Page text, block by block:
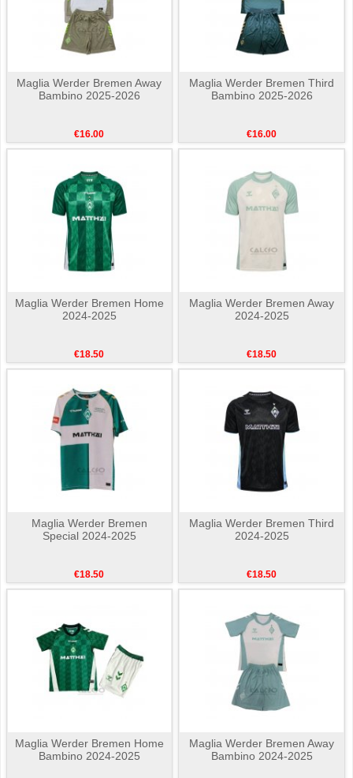
Maglia Werder Bremen Away
Bambino 2025-2026
€16.00
Maglia Werder Bremen Third
Bambino 2025-2026
€16.00
Maglia Werder Bremen Home
2024-2025
€18.50
Maglia Werder Bremen Away
2024-2025
€18.50
Maglia Werder Bremen
Special 2024-2025
€18.50
Maglia Werder Bremen Third
2024-2025
€18.50
Maglia Werder Bremen Home
Bambino 2024-2025
Maglia Werder Bremen Away
Bambino 2024-2025